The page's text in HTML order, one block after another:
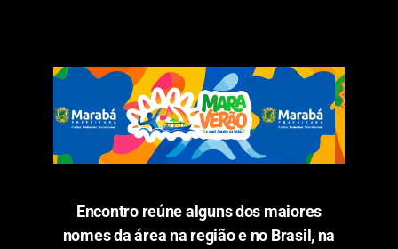
Encontro reúne alguns dos maiores
nomes da área na região e no Brasil, na